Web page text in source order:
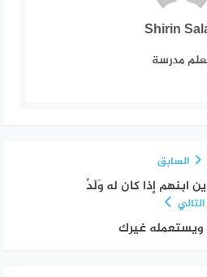
Shirin
مدرسة
السابق
ابنهم إذا كان له وَلَدٌ
التالي
غيرك